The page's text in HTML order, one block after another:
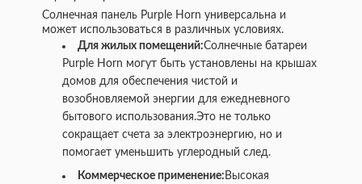
Солнечная панель Purple Horn универсальна и
может использоваться в различных условиях.
Для жилых помещений:Солнечные батареи
Purple Horn могут быть установлены на крышах
домов для обеспечения чистой и
возобновляемой энергии для ежедневного
бытового использования.Это не только
сокращает счета за электроэнергию, но и
помогает уменьшить углеродный след.
Коммерческое применение: Высокая